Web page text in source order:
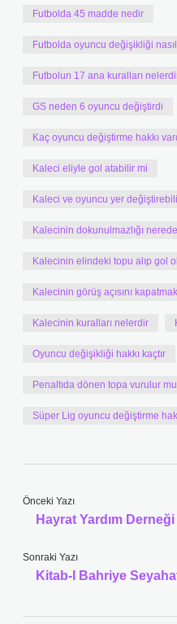
Futbolda 45 madde nedir
Futbolda oyuncu değişikliği nasıl
Futbolun 17 ana kuralları
GS neden 6 oyuncu değiştirdi
Kaç oyuncu değiştirme hakkı
Kaleci eliyle gol atabilir mi
Kaleci ve oyuncu yer
Kalecinin dokunulmazlığı
Kalecinin elindeki topu alıp gol
Kalecinin görüş açısını
Kalecinin kuralları nelerdir
Oyuncu değişikliği hakkı kaçtır
Penaltıda dönen topa vurulur mu
Süper Lig oyuncu değiştirme
Önceki Yazı
Hayrat Yardım
Sonraki Yazı
Kitab-I Bahriye